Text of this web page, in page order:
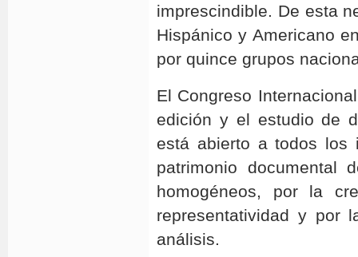
imprescindible. De esta
Hispánico y Americano
por quince grupos
El Congreso
edición y el estudio de
está abierto a todos los
patrimonio documental
homogéneos, por la
representatividad y por
análisis.